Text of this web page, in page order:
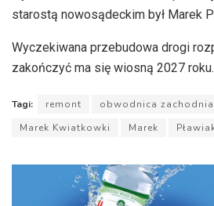
starostą nowosądeckim był Marek
Wyczekiwana przebudowa drogi
zakończyć ma się wiosną 2027 roku.
Tagi: remont obwodnica zachodnia
Marek Kwiatkowki
Marek